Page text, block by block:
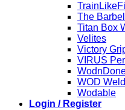
The
Titan Box
Velites
Victory
VIRUS
WOD
Wodable
Login / Register